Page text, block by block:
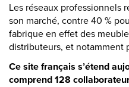
Les réseaux professionnels
son marché, contre 40 %
fabrique en effet des
distributeurs, et notamment
Ce site français s’étend
comprend 128